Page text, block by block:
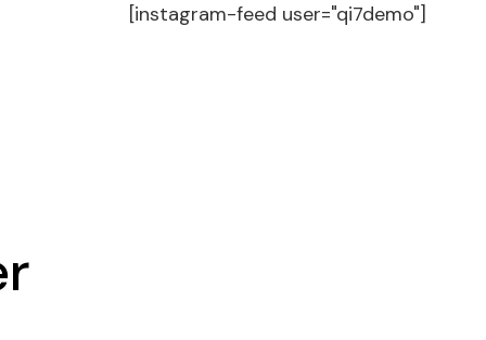
[instagram-feed user="qi7demo"]